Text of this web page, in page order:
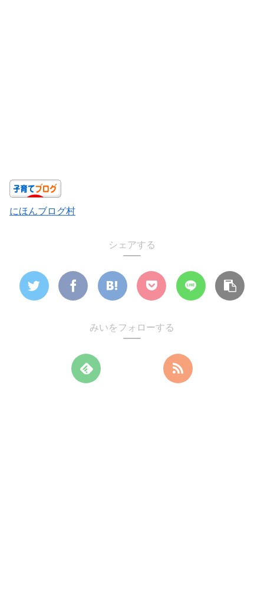
にほんブログ村
シェアする
みいをフォローする